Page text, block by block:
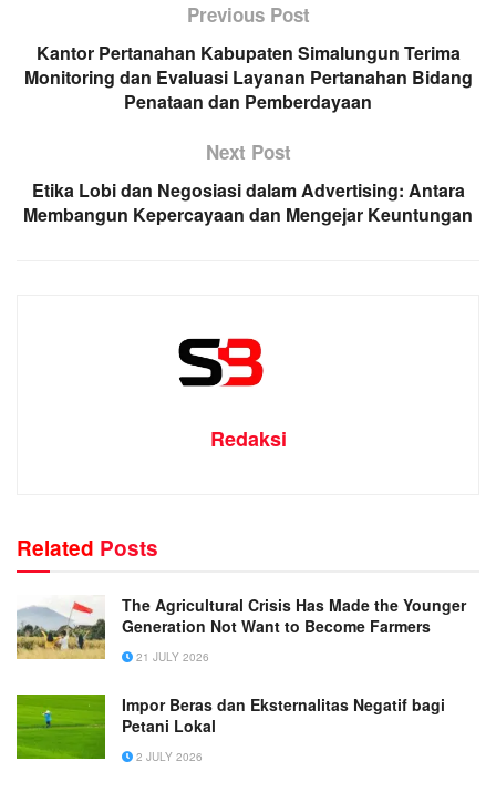
Previous Post
Kantor Pertanahan Kabupaten Simalungun Terima
Monitoring dan Evaluasi Layanan Pertanahan Bidang
Penataan dan Pemberdayaan
Next Post
Etika Lobi dan Negosiasi dalam Advertising: Antara
Membangun Kepercayaan dan Mengejar Keuntungan
Redaksi
Related Posts
The Agricultural Crisis Has Made the Younger
Generation Not Want to Become Farmers
21 JULY 2026
Impor Beras dan Eksternalitas Negatif bagi
Petani Lokal
2 JULY 2026